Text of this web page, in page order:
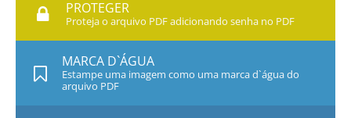
PROTEGER
Proteja o arquivo PDF adicionando senha no PDF
MARCA D`ÁGUA
Estampe uma imagem como uma marca d`água do
arquivo PDF